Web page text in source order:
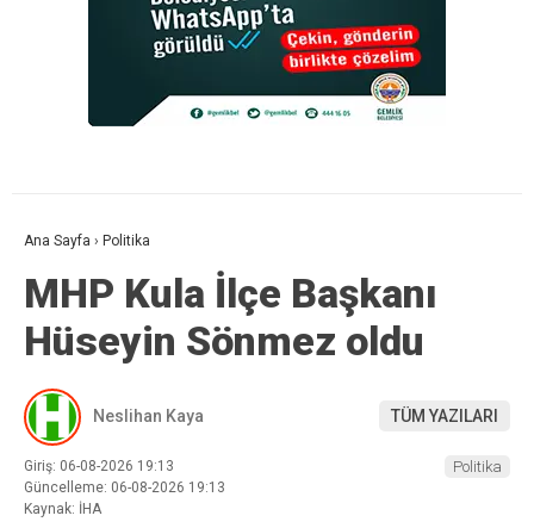
Ana Sayfa › Politika
MHP Kula İlçe Başkanı
Hüseyin Sönmez oldu
Neslihan Kaya TÜM YAZILARI
Giriş: 06-08-2026 19:13
Güncelleme: 06-08-2026 19:13
Kaynak: İHA
Politika